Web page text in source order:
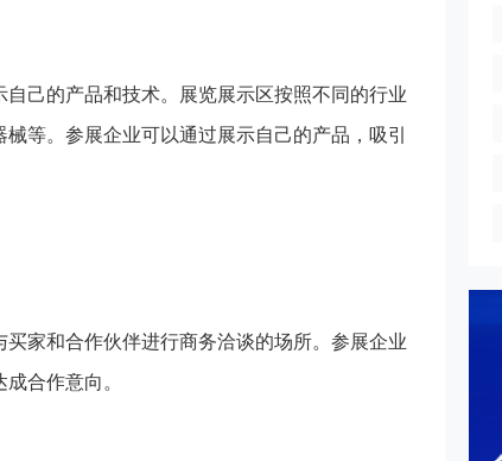
己的产品和技术。展览展示区按照不同的行业
等。参展企业可以通过展示自己的产品，吸引
家和合作伙伴进行商务洽谈的场所。参展企业
合作意向。